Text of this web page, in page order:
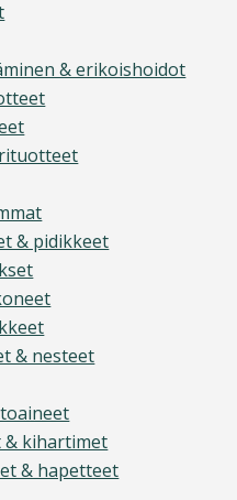
& erikoishoidot
& pidikkeet
& nesteet
& kihartimet
& hapetteet